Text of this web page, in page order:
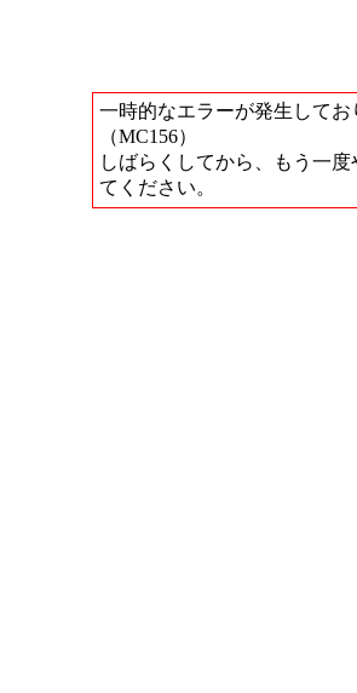
一時的なエラーが発生してお
（MC156）
しばらくしてから、もう一度
てください。